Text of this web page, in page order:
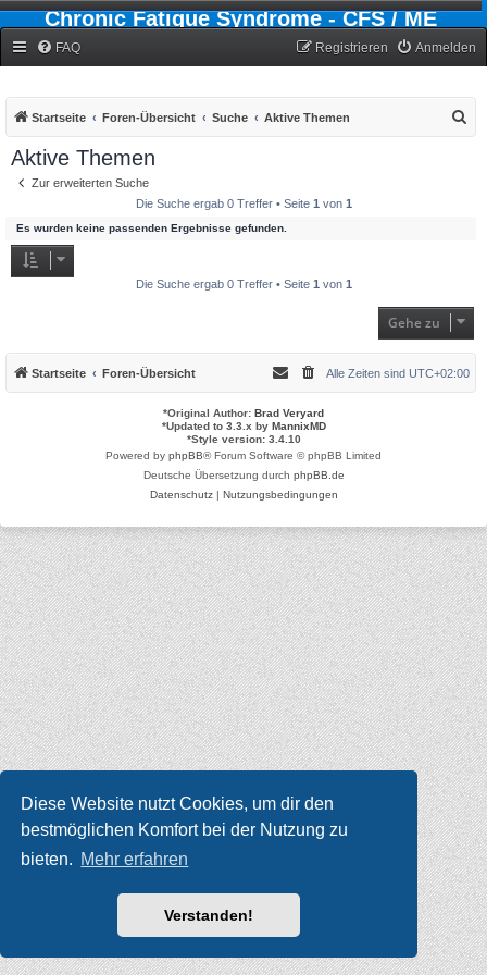
Diese Website nutzt Cookies, um dir den
bestmöglichen Komfort bei der Nutzung zu
bieten. Mehr erfahren
Verstanden!
Chronic Fatigue Syndrome - CFS / ME
FAQ Anmelden
Registrieren
Startseite Foren-Übersicht Suche Aktive Themen
Aktive Themen
Zur erweiterten Suche
Die Suche ergab 0 Treffer • Seite 1 von 1
Es wurden keine passenden Ergebnisse gefunden.
Die Suche ergab 0 Treffer • Seite 1 von 1
Gehe zu
Startseite Foren-Übersicht Alle Zeiten sind UTC+02:00
*Original Author: Brad Veryard
*Updated to 3.3.x by MannixMD
*Style version: 3.4.10
Powered by phpBB® Forum Software © phpBB Limited
Deutsche Übersetzung durch phpBB.de
Datenschutz| Nutzungsbedingungen